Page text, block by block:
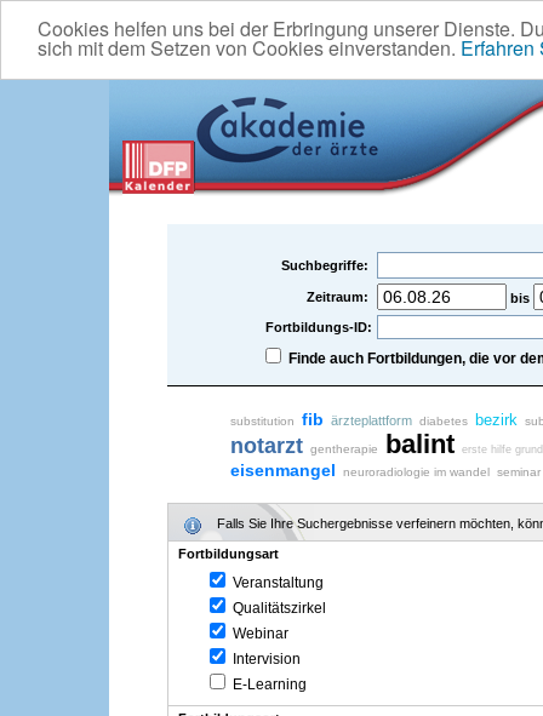
Cookies helfen uns bei der Erbringung unserer Dienste.
sich mit dem Setzen von Cookies einverstanden. Erfahren
Suchbegriffe:
Zeitraum:
bis
Fortbildungs-ID:
Finde auch Fortbildungen, die vor
substitution fib ärzteplattform diabetes bezirk
notarzt gentherapie balint erste hilfe
eisenmangel neuroradiologie im wandel
Falls Sie Ihre Suchergebnisse verfeinern möchten,
Fortbildungsart
Veranstaltung
Qualitätszirkel
Webinar
Intervision
E-Learning